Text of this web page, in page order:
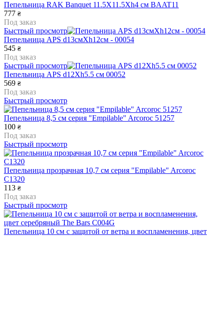
Пепельница RAK Banquet 11.5X11.5Xh4 см BAAT11
777 ₴
Под заказ
Быстрый просмотр
Пепельница APS d13смХh12см - 00054
545 ₴
Под заказ
Быстрый просмотр
Пепельница APS d12Xh5.5 см 00052
569 ₴
Под заказ
Быстрый просмотр
Пепельница 8,5 см серия "Empilable" Arcoroc 51257
100 ₴
Под заказ
Быстрый просмотр
Пепельница прозрачная 10,7 см серия "Empilable" Arcoroc
C1320
113 ₴
Под заказ
Быстрый просмотр
Пепельница 10 см с защитой от ветра и воспламенения, цвет